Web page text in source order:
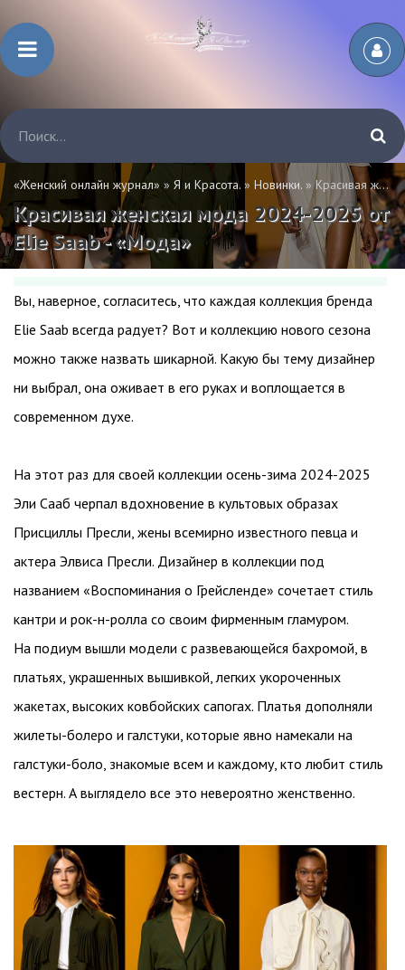
«Женский онлайн журнал» » Я и Красота. » Новинки. » Красивая женская мода 2024-2025 от Elie Saab - «Мода»
Красивая женская мода 2024-2025 от
Elie Saab - «Мода»
Вы, наверное, согласитесь, что каждая коллекция бренда
Elie Saab всегда радует? Вот и коллекцию нового сезона
можно также назвать шикарной. Какую бы тему дизайнер
ни выбрал, она оживает в его руках и воплощается в
современном духе.
На этот раз для своей коллекции осень-зима 2024-2025
Эли Сааб черпал вдохновение в культовых образах
Присциллы Пресли, жены всемирно известного певца и
актера Элвиса Пресли. Дизайнер в коллекции под
названием «Воспоминания о Грейсленде» сочетает стиль
кантри и рок-н-ролла со своим фирменным гламуром.
На подиум вышли модели с развевающейся бахромой, в
платьях, украшенных вышивкой, легких укороченных
жакетах, высоких ковбойских сапогах. Платья дополняли
жилеты-болеро и галстуки, которые явно намекали на
галстуки-боло, знакомые всем и каждому, кто любит стиль
вестерн. А выглядело все это невероятно женственно.